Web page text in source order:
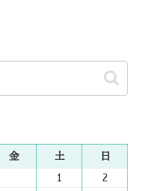
金 土 日
1
2